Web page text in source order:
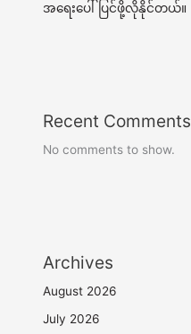
အရေးပေါ်ပြင်ဖို့လိုနိုင်တယ်။
Recent Comments
No comments to show.
Archives
August 2026
July 2026